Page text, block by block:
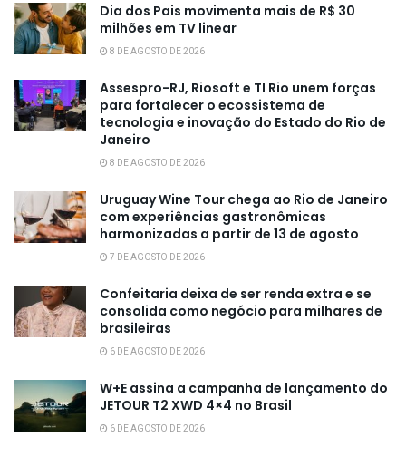
Dia dos Pais movimenta mais de R$ 30
milhões em TV linear
8 DE AGOSTO DE 2026
Assespro-RJ, Riosoft e TI Rio unem forças
para fortalecer o ecossistema de
tecnologia e inovação do Estado do Rio de
Janeiro
8 DE AGOSTO DE 2026
Uruguay Wine Tour chega ao Rio de Janeiro
com experiências gastronômicas
harmonizadas a partir de 13 de agosto
7 DE AGOSTO DE 2026
Confeitaria deixa de ser renda extra e se
consolida como negócio para milhares de
brasileiras
6 DE AGOSTO DE 2026
W+E assina a campanha de lançamento do
JETOUR T2 XWD 4×4 no Brasil
6 DE AGOSTO DE 2026